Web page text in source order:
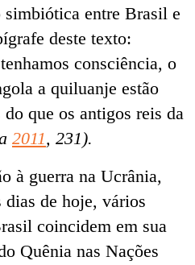
simbiótica entre Brasil e
deste texto:
consciência, o
a quiluanje estão
que os antigos reis da
2011, 231).
à guerra na Ucrânia,
dias de hoje, vários
coincidem em sua
Quênia nas Nações